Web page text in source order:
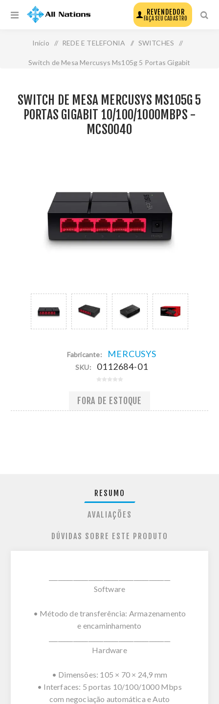
REVENDEDOR
FAÇA SEU CADASTRO
Início / REDE E TELEFONIA / SWITCHES /
Switch de Mesa Mercusys Ms105g 5 Portas Gigabit
SWITCH DE MESA MERCUSYS MS105G 5
PORTAS GIGABIT 10/100/1000MBPS -
MCS0040
Fabricante: MERCUSYS
SKU: 0112684-01
FORA DE ESTOQUE
RESUMO
AVALIAÇÕES
DÚVIDAS SOBRE ESTE PRODUTO
Software
• Método de transferência: Armazenamento
e encaminhamento
Hardware
• Dimensões: 105 × 70 × 24,9 mm
• Interfaces: 5 portas 10/100/1000 Mbps
com negociação automática e Auto